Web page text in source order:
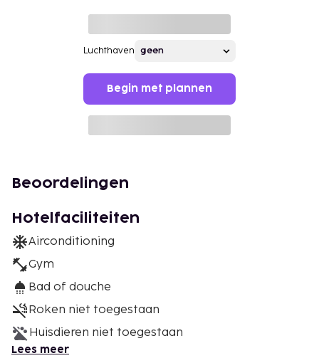
Luchthaven
Begin met plannen
Beoordelingen
Hotelfaciliteiten
Airconditioning
Gym
Bad of douche
Roken niet toegestaan
Huisdieren niet toegestaan
Lees meer